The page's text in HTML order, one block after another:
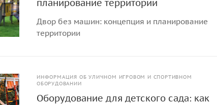
планирование территории
Двор без машин: концепция и планирование
территории
ИНФОРМАЦИЯ ОБ УЛИЧНОМ ИГРОВОМ И СПОРТИВНОМ
ОБОРУДОВАНИИ
Оборудование для детского сада: как